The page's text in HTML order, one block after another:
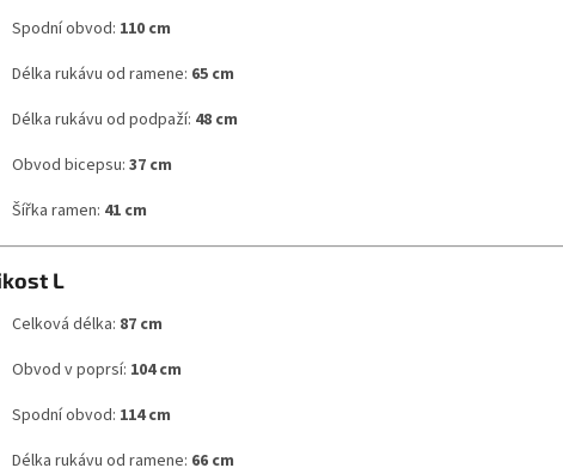
Spodní obvod: 110 cm
Délka rukávu od ramene: 65 cm
Délka rukávu od podpaží: 48 cm
Obvod bicepsu: 37 cm
Šířka ramen: 41 cm
L
Celková délka: 87 cm
Obvod v poprsí: 104 cm
Spodní obvod: 114 cm
Délka rukávu od ramene: 66 cm